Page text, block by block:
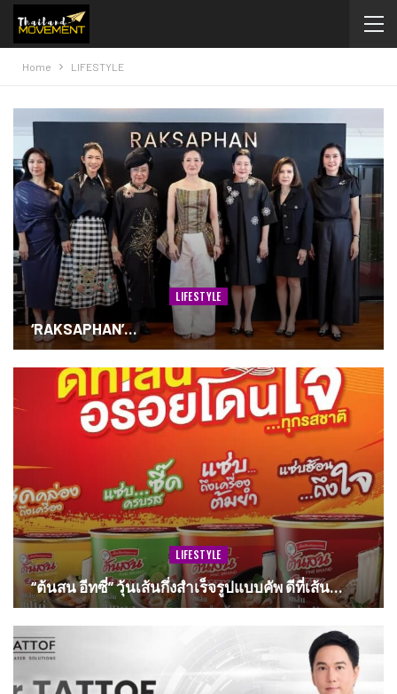
Home LIFESTYLE
LIFESTYLE
‘RAKSAPHAN’…
LIFESTYLE
“ต้นสน อีทซี่” วุ้นเส้นกึ่งสำเร็จรูปแบบคัพ ดีที่เส้น…